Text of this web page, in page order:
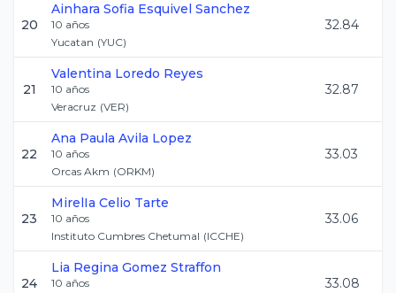
20
Ainhara Sofia Esquivel Sanchez
10 años
Yucatan (YUC)
32.84
21
Valentina Loredo Reyes
10 años
Veracruz (VER)
32.87
22
Ana Paula Avila Lopez
10 años
Orcas Akm (ORKM)
33.03
23
MirelIa Celio Tarte
10 años
Instituto Cumbres Chetumal (ICCHE)
33.06
24
Lia Regina Gomez Straffon
10 años
33.08